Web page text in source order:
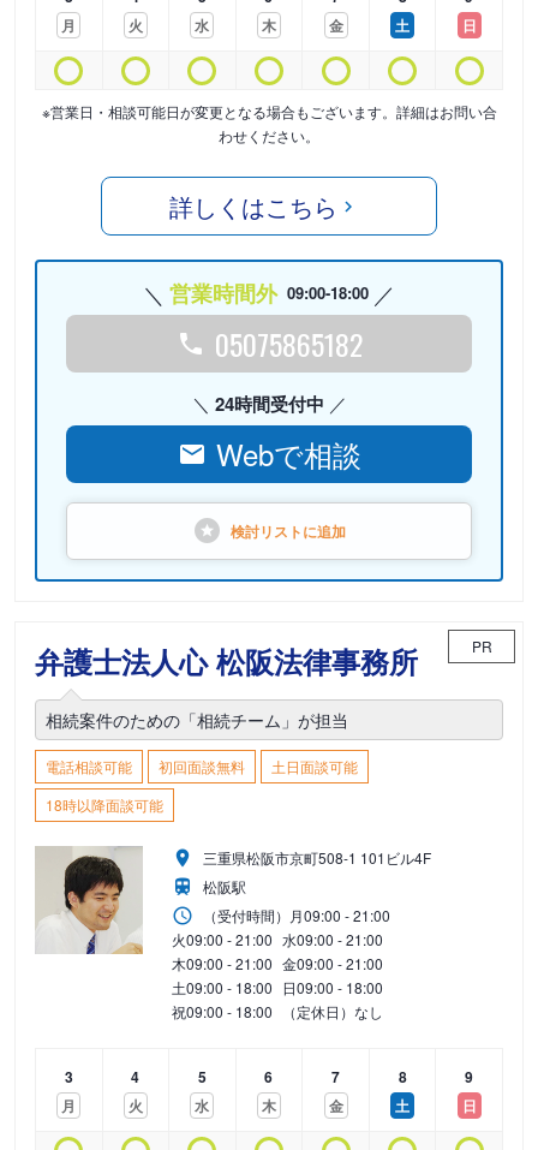
月
火
水
木
金
土
日
※営業日・相談可能日が変更となる場合もございます。詳細はお問い合
わせください。
詳しくはこちら
営業時間外 09:00-18:00
05075865182
24時間受付中
Webで相談
検討リストに追加
弁護士法人心 松阪法律事務所 PR
相続案件のための「相続チーム」が担当
電話相談可能 初回面談無料
土日面談可能
18時以降面談可能
三重県松阪市京町508-1 101ビル4F
松阪駅
（受付時間） 月09:00 - 21:00
火09:00 - 21:00 水09:00 - 21:00
木09:00 - 21:00 金09:00 - 21:00
土09:00 - 18:00 日09:00 - 18:00
祝09:00 - 18:00 （定休日）なし
3
月
4
火
5
水
6
木
7
金
8
土
9
日